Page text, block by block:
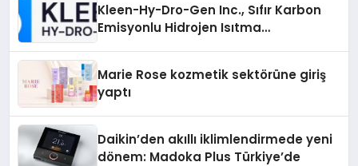
Kleen-Hy-Dro-Gen Inc., Sıfır Karbon
Emisyonlu Hidrojen Isıtma
Marie Rose kozmetik sektörüne giriş
yaptı
Daikin’den akıllı iklimlendirmede yeni
dönem: Madoka Plus Türkiye’de